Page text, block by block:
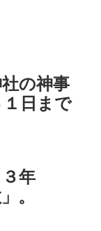
の神事
日まで
年
。